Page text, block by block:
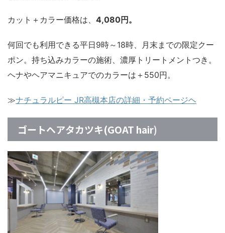
カット＋カラー価格は、 4,080円。
何回でも利用できる平日9時～18時、月末までの限定クー
ポン。持ち込みカラーの施術、濃厚トリートメントつき。
ヘナやヘアマニキュアでのカラーは＋550円。
≫ナチュラルピー JR高槻本店の詳細・予約ページヘ
ゴートヘアタカツキ(GOAT hair)